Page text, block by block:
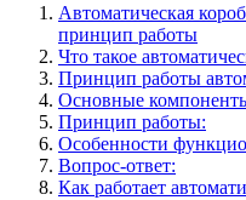
Автоматическая
принцип работы
Что такое
Принцип работы
Основные
Принцип работы:
Особенности
Вопрос-ответ:
Как работает